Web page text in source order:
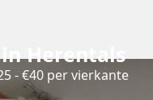
Herentals
- €40 per vierkante